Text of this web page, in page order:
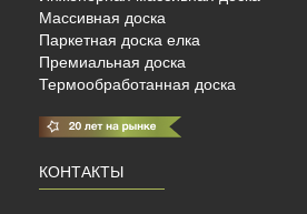
Массивная доска
Паркетная доска елка
Премиальная доска
Термообработанная доска
КОНТАКТЫ